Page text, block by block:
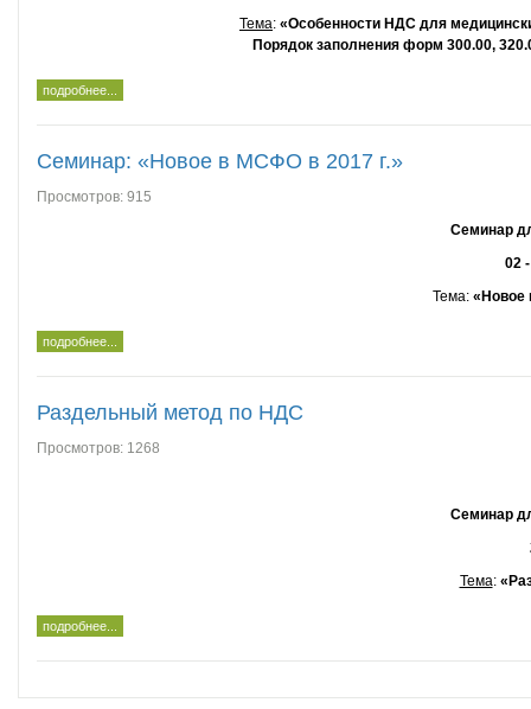
Тема: «Особенности НДС для
Порядок заполнения форм 300.00,
подробнее...
Семинар: «Новое в МСФО в 2017 г.»
Просмотров: 915
Семинар
02
Тема: «Новое
подробнее...
Раздельный метод по НДС
Просмотров: 1268
Семинар
Тема:
подробнее...